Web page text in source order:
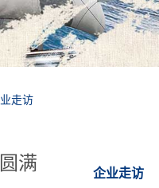
走访
满 企业走访